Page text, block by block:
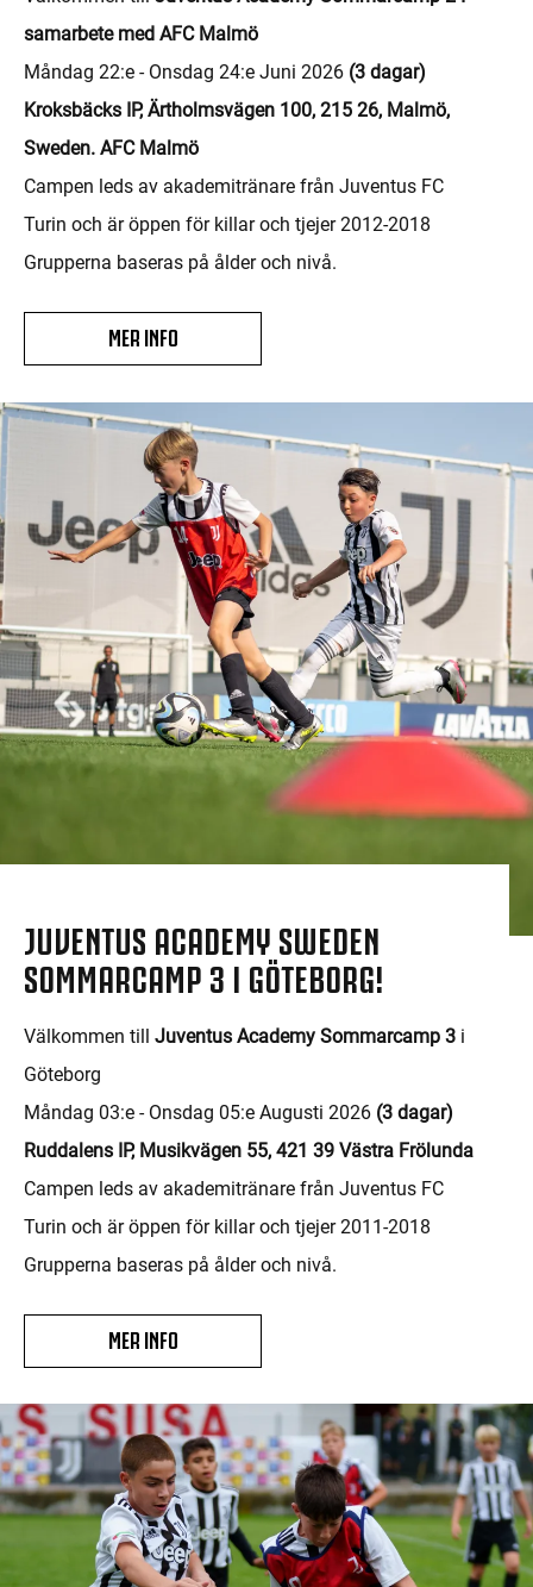
samarbete med AFC Malmö
Måndag 22:e - Onsdag 24:e Juni 2026 (3 dagar)
Kroksbäcks IP, Ärtholmsvägen 100, 215 26, Malmö,
Sweden. AFC Malmö
Campen leds av akademitränare från Juventus FC
Turin och är öppen för killar och tjejer 2012-2018
Grupperna baseras på ålder och nivå.
MER INFO
JUVENTUS ACADEMY SWEDEN
SOMMARCAMP 3 I GÖTEBORG!
Välkommen till Juventus Academy Sommarcamp 3 i
Göteborg
Måndag 03:e - Onsdag 05:e Augusti 2026 (3 dagar)
Ruddalens IP, Musikvägen 55, 421 39 Västra Frölunda
Campen leds av akademitränare från Juventus FC
Turin och är öppen för killar och tjejer 2011-2018
Grupperna baseras på ålder och nivå.
MER INFO